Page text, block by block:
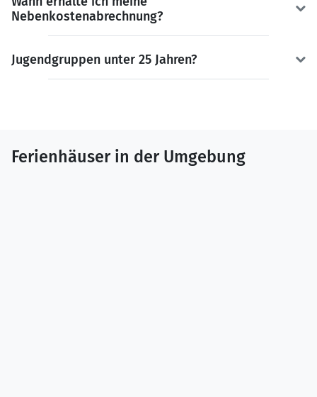
Nebenkostenabrechnung?
Jugendgruppen unter 25 Jahren?
Ferienhäuser in der Umgebung